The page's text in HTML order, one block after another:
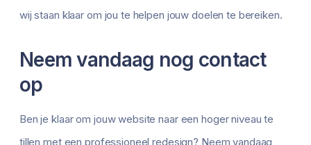
wij staan klaar om jou te helpen jouw doelen te bereiken.
Neem vandaag nog contact
op
Ben je klaar om jouw website naar een hoger niveau te
tillen met een professioneel redesign? Neem vandaag